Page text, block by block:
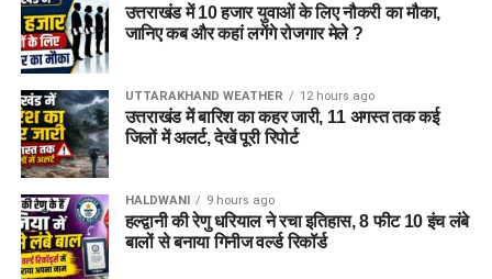
उत्तराखंड में 10 हजार युवाओं के लिए नौकरी का मौका,
जानिए कब और कहां लगेंगे रोजगार मेले ?
UTTARAKHAND WEATHER 12 hours ago
उत्तराखंड में बारिश का कहर जारी, 11 अगस्त तक कई
जिलों में अलर्ट, देखें पूरी रिपोर्ट
HALDWANI 9 hours ago
हल्द्वानी की रेणु धरियाल ने रचा इतिहास, 8 फीट 10 इंच लंबे
बालों से बनाया गिनीज वर्ल्ड रिकॉर्ड